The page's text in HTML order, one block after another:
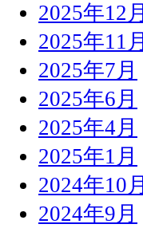
2025年12月
2025年11月
2025年7月
2025年6月
2025年4月
2025年1月
2024年10月
2024年9月